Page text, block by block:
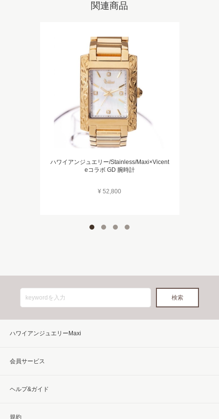
関連商品
ハワイアンジュエリー/Stainless/Maxi×Vicent
eコラボ GD 腕時計
¥ 52,800
ハワイアンジュエリーMaxi
会員サービス
ヘルプ&ガイド
規約